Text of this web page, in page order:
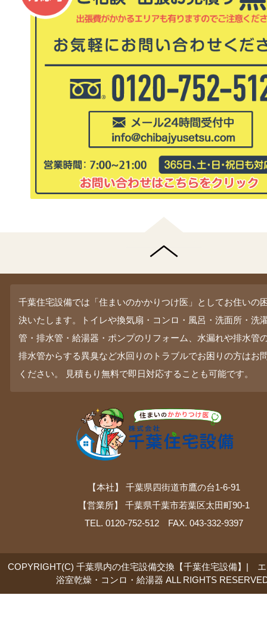
千葉住宅設備では「住まいのかかりつけ医」としてお住いの
決いたします。トイレや換気扇・コンロ・風呂・洗面所・洗
管・排水管・給湯器・ポンプのリフォーム、水漏れや排水管
排水管からする異臭など水回りのトラブルでお困りの方はお
ください。 見積もり無料で即日対応することも可能です。
【本社】 千葉県四街道市鷹の台1-6-91
【営業所】 千葉県千葉市若葉区太田町90-1
TEL. 0120-752-512 FAX. 043-332-9397
COPYRIGHT(C) 千葉県内の住宅設備交換【千葉住宅設備】|
浴室乾燥・コンロ・給湯器 ALL RIGHTS